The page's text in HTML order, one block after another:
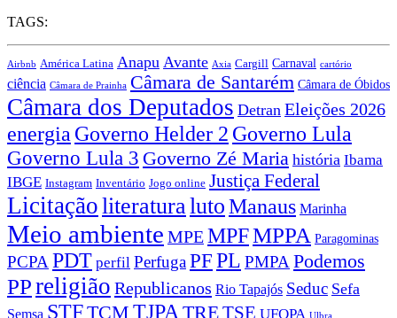
TAGS:
Airbnb América Latina Anapu Avante Axia Cargill Carnaval cartório
ciência Câmara de Prainha Câmara de Santarém Câmara de Óbidos
Câmara dos Deputados Detran Eleições 2026
energia Governo Helder 2 Governo Lula
Governo Lula 3 Governo Zé Maria história Ibama
IBGE Instagram Inventário Jogo online Justiça Federal
LicitaçãoliteraturalutoManaus Marinha
Meio ambiente MPEMPFMPPA Paragominas
PCPA PDT perfil PerfugaPFPL PMPA Podemos
PPreligião Republicanos Rio Tapajós Seduc Sefa
Semsa STFTCM TJPA TRETSE UFOPA Ulbra